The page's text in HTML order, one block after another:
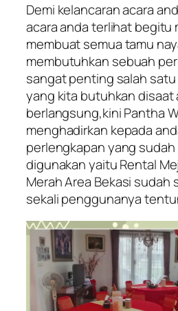
Demi kelancaran acara
acara anda terlihat begitu
membuat semua tamu
membutuhkan sebuah
sangat penting salah
yang kita butuhkan disaat
berlangsung,kini Pantha
menghadirkan kepada
perlengkapan yang sudah
digunakan yaitu Rental
Merah Area Bekasi sudah
sekali penggunanya